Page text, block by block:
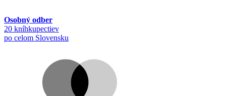
Osobný odber
20 kníhkupectiev
po celom Slovensku